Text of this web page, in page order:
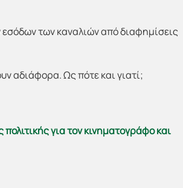
εσόδων των καναλιών από διαφημίσεις
αδιάφορα. Ως πότε και γιατί;
για τον κινηματογράφο και